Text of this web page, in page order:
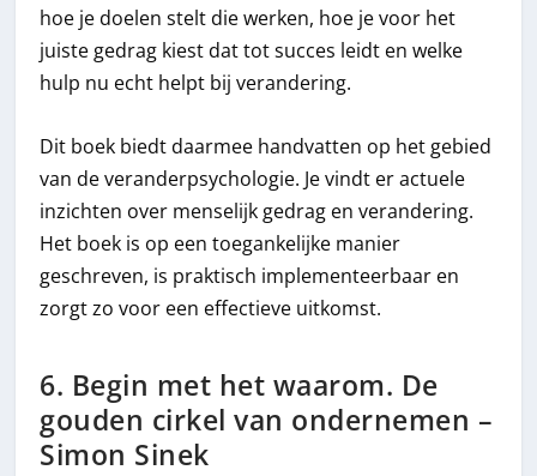
hoe je doelen stelt die werken, hoe je voor het
juiste gedrag kiest dat tot succes leidt en welke
hulp nu echt helpt bij verandering.
Dit boek biedt daarmee handvatten op het gebied
van de veranderpsychologie. Je vindt er actuele
inzichten over menselijk gedrag en verandering.
Het boek is op een toegankelijke manier
geschreven, is praktisch implementeerbaar en
zorgt zo voor een effectieve uitkomst.
6. Begin met het waarom. De
gouden cirkel van ondernemen –
Simon Sinek